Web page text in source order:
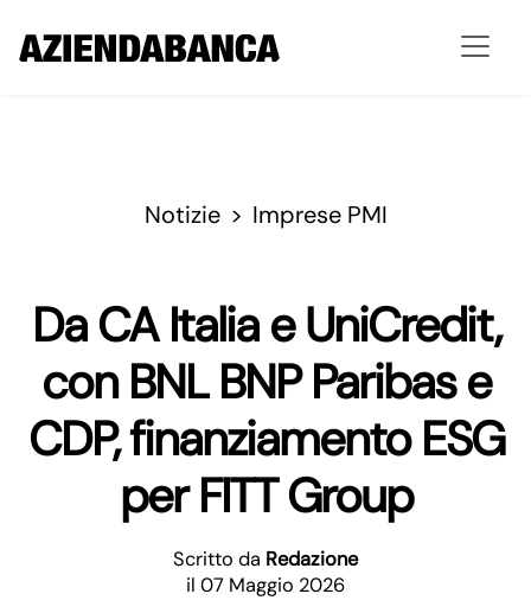
Notizie Imprese PMI
Da CA Italia e UniCredit,
con BNL BNP Paribas e
CDP, finanziamento ESG
per FITT Group
Scritto da Redazione
il 07 Maggio 2026